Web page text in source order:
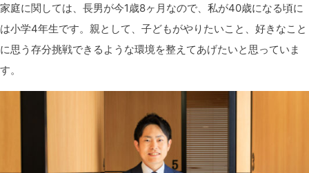
家庭に関しては、長男が今1歳8ヶ月なので、私が40歳になる頃に
は小学4年生です。親として、子どもがやりたいこと、好きなこと
に思う存分挑戦できるような環境を整えてあげたいと思っていま
す。